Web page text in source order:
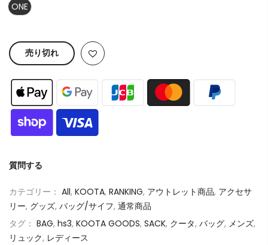
ONE
売り切れ
質問する
カテゴリー： All, KOOTA, RANKING, アウトレット商品, アクセサ
リー, グッズ, バッグ/サイフ, 通常商品
タグ： BAG, hs3, KOOTA GOODS, SACK, クータ, バッグ, メンズ,
リュック, レディース